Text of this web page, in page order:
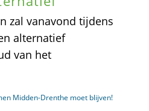
zal vanavond tijdens
alternatief
van het
Midden-Drenthe moet blijven!